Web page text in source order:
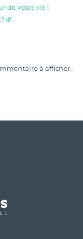
de votre vie !
🌿
à afficher.